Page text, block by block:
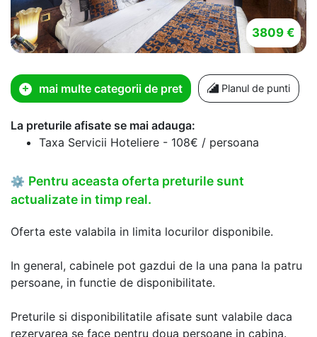
3809 €
mai multe categorii de pret Planul de punti
La preturile afisate se mai adauga:
Taxa Servicii Hoteliere - 108€ / persoana
⚙ Pentru aceasta oferta preturile sunt
actualizate in timp real.
Oferta este valabila in limita locurilor disponibile.
In general, cabinele pot gazdui de la una pana la patru
persoane, in functie de disponibilitate.
Preturile si disponibilitatile afisate sunt valabile daca
rezervarea se face pentru doua persoane in cabina.